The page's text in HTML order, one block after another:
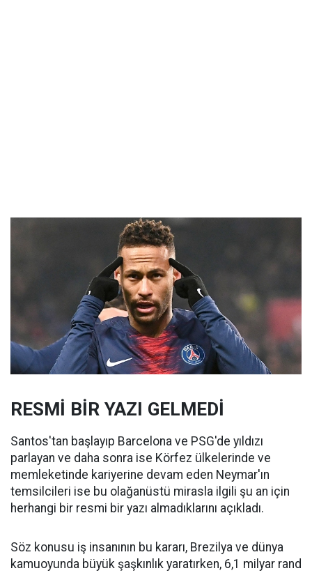
RESMİ BİR YAZI GELMEDİ
Santos'tan başlayıp Barcelona ve PSG'de yıldızı
parlayan ve daha sonra ise Körfez ülkelerinde ve
memleketinde kariyerine devam eden Neymar'ın
temsilcileri ise bu olağanüstü mirasla ilgili şu an için
herhangi bir resmi bir yazı almadıklarını açıkladı.
Söz konusu iş insanının bu kararı, Brezilya ve dünya
kamuoyunda büyük şaşkınlık yaratırken, 6,1 milyar rand